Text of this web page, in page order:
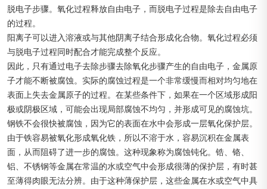
脱电子步骤。氧化过程释放自由电子，而脱电子过程是除去自由电子
的过程。
阳离子可以进入溶液或与其他阴离子结合形成化合物。氧化过程必须
与脱电子过程同时配合才能完成整个反应。
因此，只有通过电子去除步骤去除氧化步骤产生的自由电子，金属原
子才能不断被腐蚀。实际的腐蚀过程是一个非常缓慢而相对均匀地在
表面上失去金属原子的过程。在某些条件下，如果在一个区域形成阳
极或阴极区域，可能会出现局部腐蚀不均匀，并形成可见的腐蚀坑。
钢铁不会很快被腐蚀，因为它的表面在水中会形成一层氧化保护层。
由于铁容易被氧化形成氧化铁，所以不溶于水，容易沉积在金属表
面，从而阻碍了进一步的腐蚀。这种现象称为腐蚀钝化。锆、铬、
铝、不锈钢等金属在常温的水或空气中会形成很薄的保护层，有时甚
至薄得肉眼无法分辨。由于这种薄保护层，这些金属在水或空气中具